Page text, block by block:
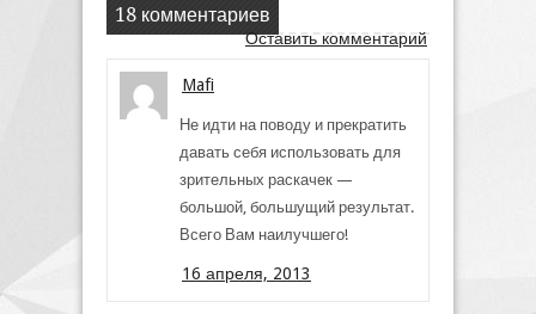
18 комментариев
Оставить комментарий
Mafi
Не идти на поводу и прекратить
давать себя использовать для
зрительных раскачек —
большой, большущий результат.
Всего Вам наилучшего!
16 апреля, 2013